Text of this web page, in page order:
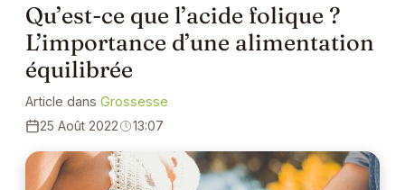
Qu’est-ce que l’acide folique ?
L’importance d’une alimentation
équilibrée
Article dans Grossesse
25 Août 2022
13:07